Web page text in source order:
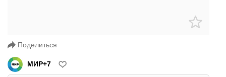
Поделиться
МИР+7